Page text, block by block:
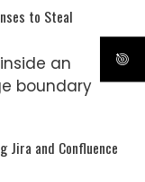
to Steal
an
boundary
Jira and Confluence